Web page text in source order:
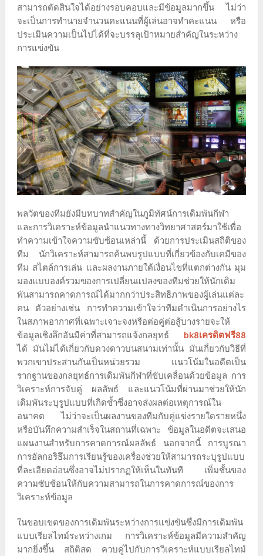
สามารถตัดสินใจได้อย่างรอบคอบและมีข้อมูลมากขึ้น ไม่ว่า
จะเป็นการทำนายจำนวนคะแนนที่ผู้เล่นอาจทำคะแนน หรือ
ประเมินความเป็นไปได้ที่จะบรรลุเป้าหมายสำคัญในระหว่าง
การแข่งขัน
พลวัตของทีมยังมีบทบาทสำคัญในภูมิทัศน์การเดิมพันกีฬา
และการวิเคราะห์ข้อมูลนำแนวทางทางวิทยาศาสตร์มาใช้เพื่อ
ทำความเข้าใจความซับซ้อนเหล่านี้ ด้วยการประเมินสถิติของ
ทีม นักวิเคราะห์สามารถค้นพบรูปแบบที่เกี่ยวข้องกับเคมีของ
ทีม สไตล์การเล่น และผลงานภายใต้เงื่อนไขที่แตกต่างกัน มุม
มองแบบองค์รวมของการเปลี่ยนแปลงของทีมช่วยให้นักเดิม
พันสามารถคาดการณ์ได้มากกว่าประสิทธิภาพของผู้เล่นแต่ละ
คน ตัวอย่างเช่น การทำความเข้าใจว่าทีมดำเนินการอย่างไร
ในสภาพอากาศที่เฉพาะเจาะจงหรือต่อคู่ต่อสู้บางรายจะให้
ข้อมูลเชิงลึกอันมีค่าที่สามารถแจ้งกลยุทธ์ bk8เครดิตฟรี88
ได้ มันไม่ได้เกี่ยวกับดวงดาวบนสนามเท่านั้น มันเกี่ยวกับวิธีที่
พวกเขาประสานกันเป็นหน่วยรวม แนวโน้มในอดีตเป็น
รากฐานของกลยุทธ์การเดิมพันกีฬาที่ขับเคลื่อนด้วยข้อมูล การ
วิเคราะห์การจับคู่ ผลลัพธ์ และแนวโน้มที่ผ่านมาช่วยให้นัก
เดิมพันระบุรูปแบบที่เกิดซ้ำซึ่งอาจส่งผลต่อเหตุการณ์ใน
อนาคต ไม่ว่าจะเป็นผลงานของทีมกับคู่แข่งรายใดรายหนึ่ง
หรือบันทึกความสำเร็จในสถานที่เฉพาะ ข้อมูลในอดีตจะเสนอ
แผนงานสำหรับการคาดการณ์ผลลัพธ์ นอกจากนี้ การบูรณา
การอัลกอริธึมการเรียนรู้ของเครื่องช่วยให้สามารถระบุรูปแบบ
ที่ละเอียดอ่อนซึ่งอาจไม่ปรากฏให้เห็นในทันที เพิ่มชั้นของ
ความซับซ้อนให้กับความสามารถในการคาดการณ์ของการ
วิเคราะห์ข้อมูล
ในขอบเขตของการเดิมพันระหว่างการแข่งขันซึ่งมีการเดิมพัน
แบบเรียลไทม์ระหว่างเกม การวิเคราะห์ข้อมูลมีความสำคัญ
มากยิ่งขึ้น สถิติสด ควบคู่ไปกับการวิเคราะห์แบบเรียลไทม์